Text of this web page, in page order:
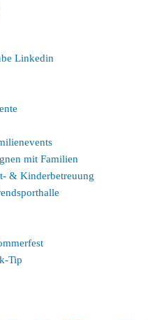
Linkedin
mit Familien
& Kinderbetreuung
Tip